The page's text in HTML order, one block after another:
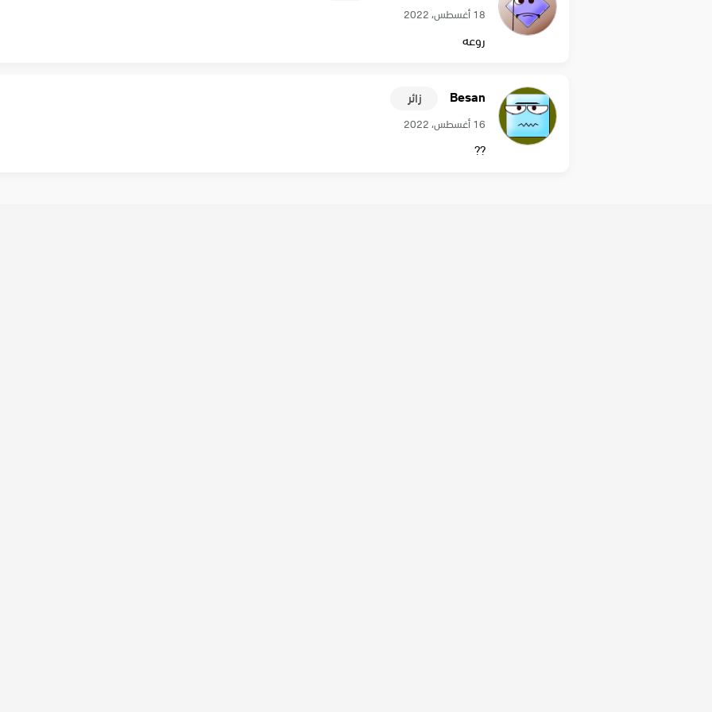
18 أغسطس، 2022
روعه
Besan زائر
16 أغسطس، 2022
??